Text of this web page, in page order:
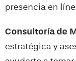
presencia en
Consultoría de
estratégica y